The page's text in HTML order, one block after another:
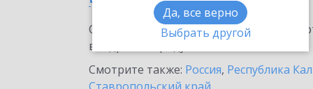
Да, все верно
Выбрать другой
Ознакомьтесь с информационными
внедрение продукта.
Смотрите также: Россия, Республика